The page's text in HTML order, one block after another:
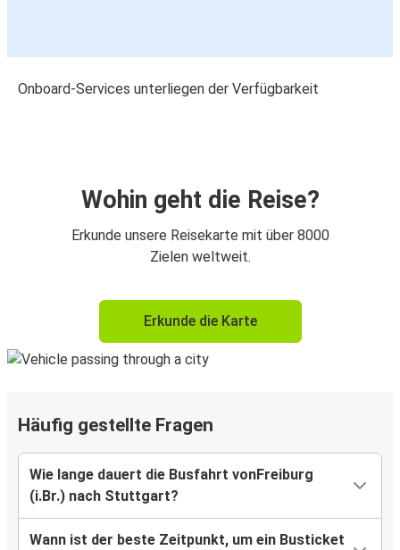
Onboard-Services unterliegen der Verfügbarkeit
Wohin geht die Reise?
Erkunde unsere Reisekarte mit über 8000
Zielen weltweit.
Erkunde die Karte
Häufig gestellte Fragen
Wie lange dauert die Busfahrt vonFreiburg
(i.Br.) nach Stuttgart?
Wann ist der beste Zeitpunkt, um ein Busticket